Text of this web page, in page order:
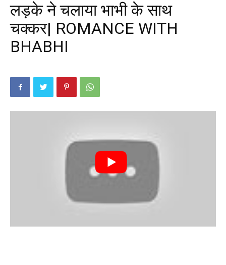
लड़के ने चलाया भाभी के साथ
चक्कर| ROMANCE WITH
BHABHI